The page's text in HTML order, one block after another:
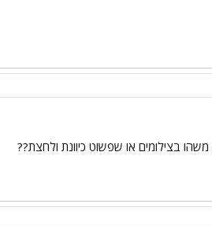
בצילומים או שפשוט כיוונת ולחצת??